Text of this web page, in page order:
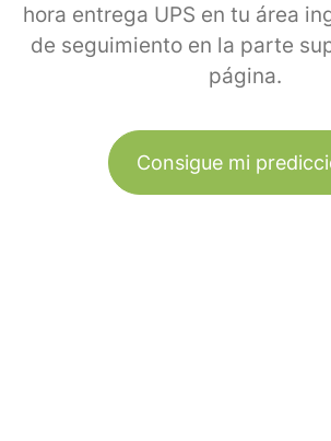
hora entrega UPS en tu área
de seguimiento en la parte
página.
Consigue mi